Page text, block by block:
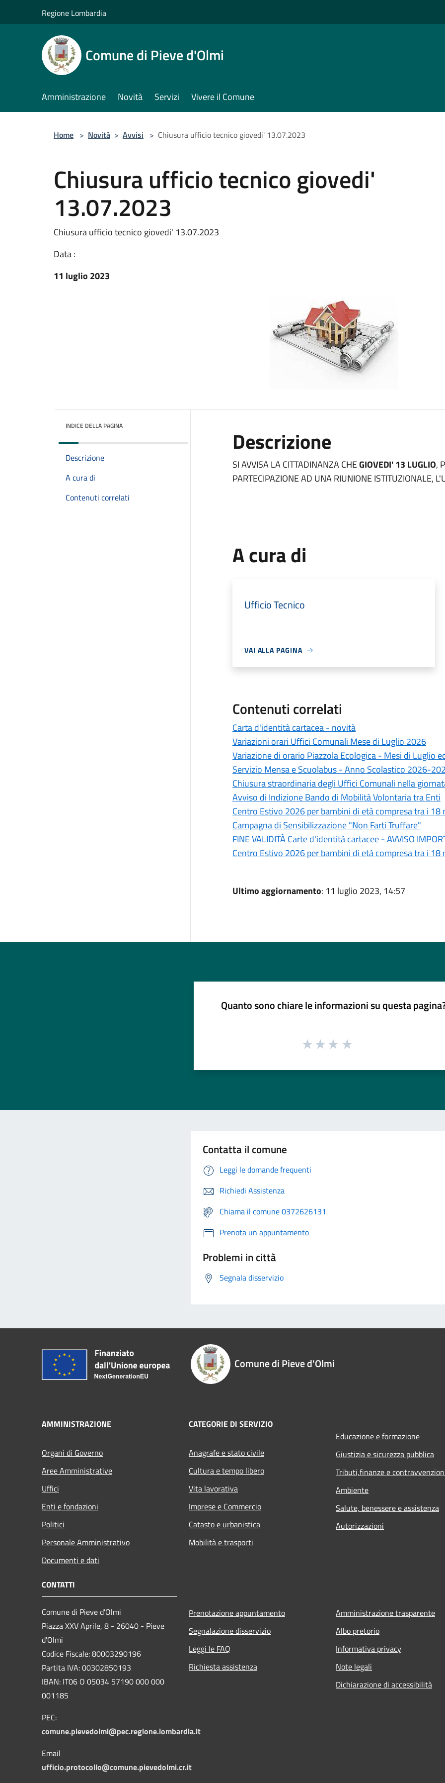
Regione Lombardia
Comune di Pieve d'Olmi
Amministrazione Novità Servizi Vivere il Comune
Home > Novità > Avvisi > Chiusura ufficio tecnico giovedi' 13.07.2023
Chiusura ufficio tecnico giovedi'
13.07.2023
Chiusura ufficio tecnico giovedi' 13.07.2023
Data :
11 luglio 2023
INDICE DELLA PAGINA
Descrizione
A cura di
Contenuti correlati
Descrizione
SI AVVISA LA CITTADINANZA CHEGIOVEDI' 13 LUGLIO,
PARTECIPAZIONE AD UNA RIUNIONE ISTITUZIONALE,
A cura di
Ufficio Tecnico
VAI ALLA PAGINA
Contenuti correlati
Carta d'identità cartacea - novità
Variazioni orari Uffici Comunali Mese di Luglio 2026
Variazione di orario Piazzola Ecologica - Mesi di Luglio
Servizio Mensa e Scuolabus - Anno Scolastico 2026-
Chiusura straordinaria degli Uffici Comunali nella
Avviso di Indizione Bando di Mobilità Volontaria tra Enti
Centro Estivo 2026 per bambini di età compresa tra i
Campagna di Sensibilizzazione "Non Farti Truffare"
FINE VALIDITÀ Carte d'identità cartacee - AVVISO
Centro Estivo 2026 per bambini di età compresa tra i 18
Ultimo aggiornamento: 11 luglio 2023, 14:57
Quanto sono chiare le informazioni su questa
Contatta il comune
Leggi le domande frequenti
Richiedi Assistenza
Chiama il comune 0372626131
Prenota un appuntamento
Problemi in città
Segnala disservizio
Comune di Pieve d'Olmi
AMMINISTRAZIONE
Organi di Governo
Aree Amministrative
Uffici
Enti e fondazioni
Politici
Personale Amministrativo
Documenti e dati
CATEGORIE DI SERVIZIO
Anagrafe e stato civile
Cultura e tempo libero
Vita lavorativa
Imprese e Commercio
Catasto e urbanistica
Mobilità e trasporti
Educazione e formazione
Giustizia e sicurezza pubblica
Tributi,finanze e
Ambiente
Salute, benessere e assistenza
Autorizzazioni
CONTATTI
Comune di Pieve d'Olmi
Piazza XXV Aprile, 8 - 26040 - Pieve
d'Olmi
Codice Fiscale: 80003290196
Partita IVA: 00302850193
IBAN: IT06 O 05034 57190 000 000
001185
PEC:
comune.pievedolmi@pec.regione.lombardia.it
Email
ufficio.protocollo@comune.pievedolmi.cr.it
Prenotazione appuntamento
Segnalazione disservizio
Leggi le FAQ
Richiesta assistenza
Amministrazione trasparente
Albo pretorio
Informativa privacy
Note legali
Dichiarazione di accessibilità